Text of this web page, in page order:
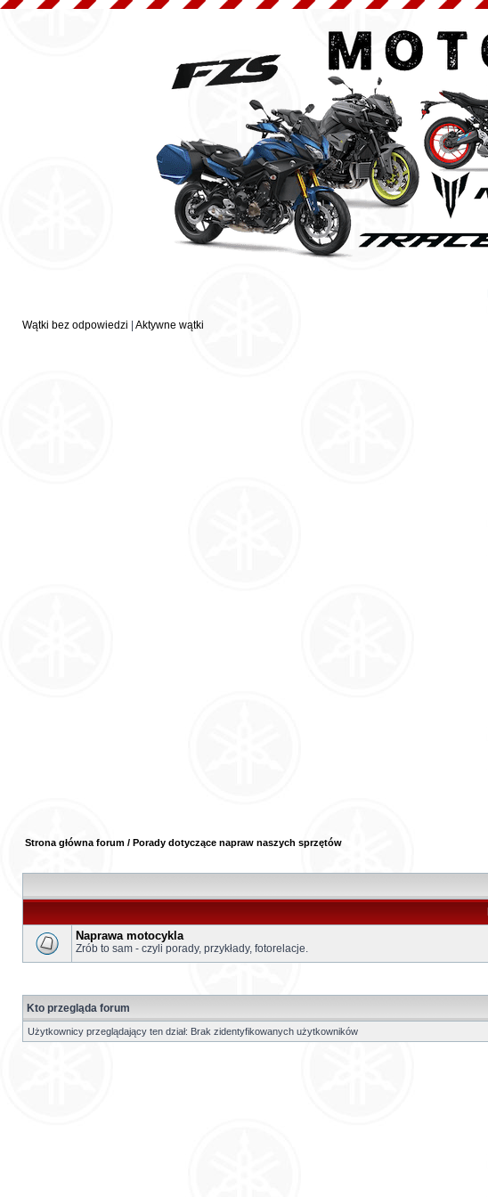
Wątki bez odpowiedzi Aktywne wątki
Strona główna forum / Porady dotyczące napraw naszych sprzętów
Naprawa motocykla
Zrób to sam - czyli porady, przykłady, fotorelacje.
Kto przegląda forum
Użytkownicy przeglądający ten dział: Brak zidentyfikowanych użytkowników